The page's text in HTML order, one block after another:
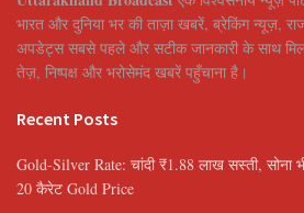
भारत और दुनिया भर की ताज़ा खबरें, ब्रेकिंग न्यूज़,
अपडेट्स सबसे पहले और सटीक जानकारी के साथ
तेज़, निष्पक्ष और भरोसेमंद खबरें पहुँचाना है।
Recent Posts
Gold-Silver Rate: चांदी ₹1.88 लाख सस्ती,
20 कैरेट Gold Price